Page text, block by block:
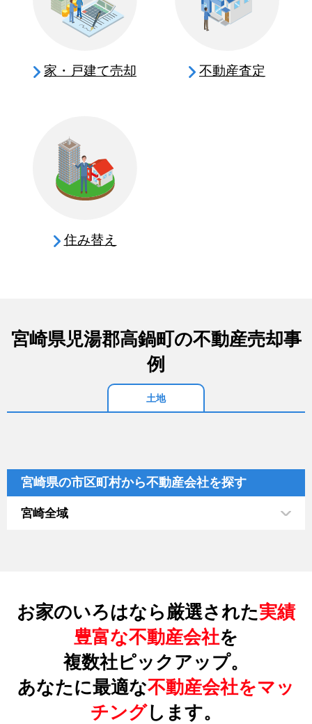
家・戸建て売却 不動産査定
住み替え
宮崎県児湯郡高鍋町の不動産売却事
例
土地
宮崎県の市区町村から不動産会社を探す
宮崎全域
お家のいろはなら厳選された実績
豊富な不動産会社を
複数社ピックアップ。
あなたに最適な不動産会社をマッ
チングします。